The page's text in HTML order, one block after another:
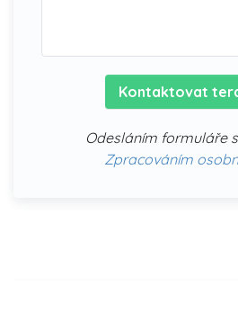
Kontaktovat
Odesláním formuláře
Zpracováním